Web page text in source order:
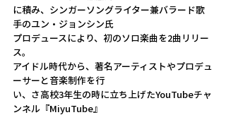
に積み、シンガーソングライター兼バラード歌
手のユン・ジョンシン氏
プロデュースにより、初のソロ楽曲を2曲リリー
ス。
アイドル時代から、著名アーティストやプロデュ
ーサーと音楽制作を行
い、さ高校3年生の時に立ち上げたYouTubeチャ
ンネル『MiyuTube』